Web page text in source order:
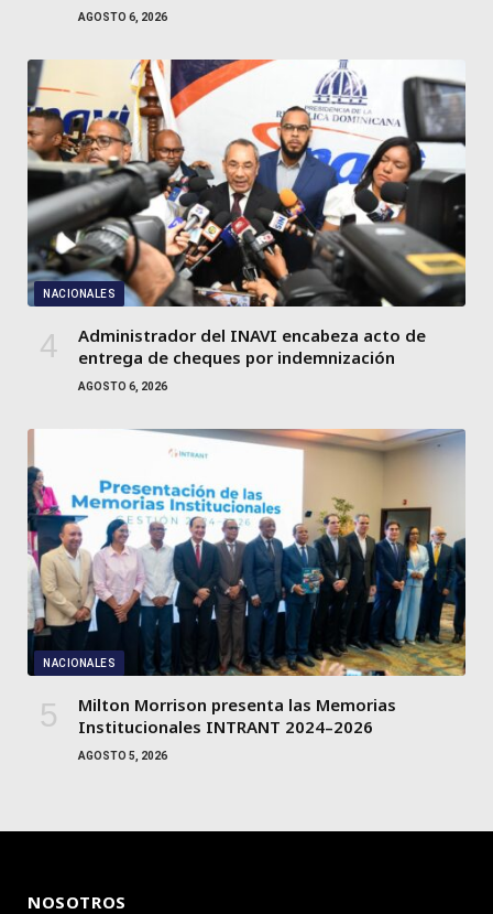
AGOSTO 6, 2026
NACIONALES
Administrador del INAVI encabeza acto de
entrega de cheques por indemnización
AGOSTO 6, 2026
NACIONALES
Milton Morrison presenta las Memorias
Institucionales INTRANT 2024–2026
AGOSTO 5, 2026
NOSOTROS